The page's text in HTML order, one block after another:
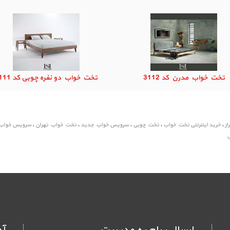
تخت خواب دو نفره چوبی کد 3111 تخت خواب مدرن کد 3112
،خرید اینترنتی تخت خواب،تخت چوبی،سرویس خواب جدید،تخت خواب تهران،سرویس